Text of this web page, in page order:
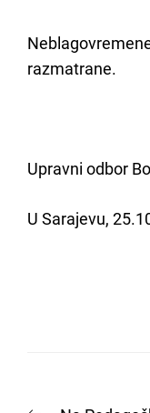
razmatrane.
Upravni odbor
U Sarajevu,